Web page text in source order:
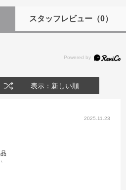
スタッフレビュー（0）
表示：新しい順
2025.11.23